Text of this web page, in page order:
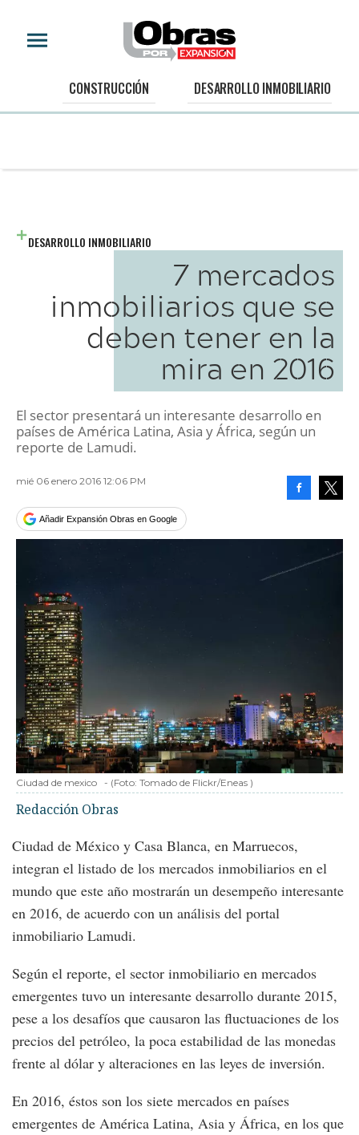
CONSTRUCCIÓN DESARROLLO INMOBILIARIO
DESARROLLO INMOBILIARIO
7 mercados
inmobiliarios que se
deben tener en la
mira en 2016
El sector presentará un interesante desarrollo en
países de América Latina, Asia y África, según un
reporte de Lamudi.
mié 06 enero 2016 12:06 PM
Añadir Expansión Obras en Google
Ciudad de mexico - (Foto: Tomado de Flickr/Eneas )
Redacción Obras
Ciudad de México y Casa Blanca, en Marruecos,
integran el listado de los mercados inmobiliarios en el
mundo que este año mostrarán un desempeño interesante
en 2016, de acuerdo con un análisis del portal
inmobiliario Lamudi.
Según el reporte, el sector inmobiliario en mercados
emergentes tuvo un interesante desarrollo durante 2015,
pese a los desafíos que causaron las fluctuaciones de los
precios del petróleo, la poca estabilidad de las monedas
frente al dólar y alteraciones en las leyes de inversión.
En 2016, éstos son los siete mercados en países
emergentes de América Latina, Asia y África, en los que